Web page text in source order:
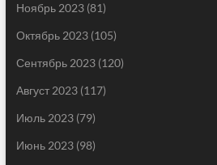
Ноябрь 2023(81)
Октябрь 2023(105)
Сентябрь 2023(120)
Август 2023(117)
Июль 2023(79)
Июнь 2023(98)